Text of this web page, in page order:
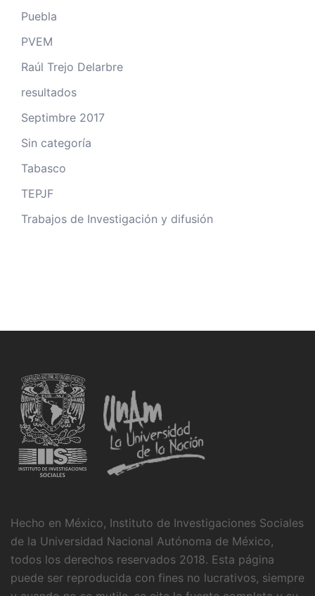
Puebla
PVEM
Raúl Trejo Delarbre
resultados
Septimbre 2017
Sin categoría
Tabasco
TEPJF
Trabajos de Investigación y difusión
Hecho en México, Instituto de Investigaciones Sociales
de la Universidad Nacional Autónoma de México,
todos los derechos reservados 2018. Esta página
puede ser reproducida con fines no lucrativos, siempre